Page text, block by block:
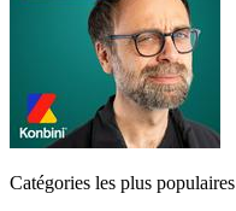
Catégories les plus populaires